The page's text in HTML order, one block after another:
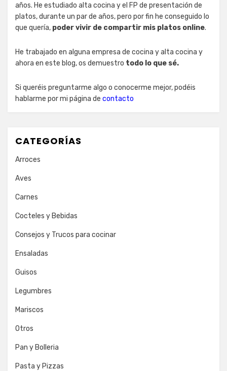
años. He estudiado alta cocina y el FP de presentación de
platos, durante un par de años, pero por fin he conseguido lo
que quería, poder vivir de compartir mis platos online.
He trabajado en alguna empresa de cocina y alta cocina y
ahora en este blog, os demuestro todo lo que sé.
Si queréis preguntarme algo o conocerme mejor, podéis
hablarme por mi página de contacto
CATEGORÍAS
Arroces
Aves
Carnes
Cocteles y Bebidas
Consejos y Trucos para cocinar
Ensaladas
Guisos
Legumbres
Mariscos
Otros
Pan y Bolleria
Pasta y Pizzas